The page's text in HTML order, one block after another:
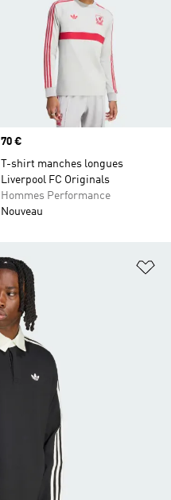
Prix
70 €
T-shirt manches longues
Liverpool FC Originals
Hommes Performance
Nouveau